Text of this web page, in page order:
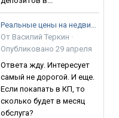
Реальные цены на недвижимость в Анапе
От Василий Теркин ·
Опубликовано 29 апреля
Ответа жду. Интересует
самый не дорогой. И еще.
Если покапать в КП, то
сколько будет в месяц
обслуга?